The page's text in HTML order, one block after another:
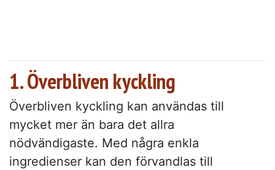
1. Överbliven kyckling
Överbliven kyckling kan användas till
mycket mer än bara det allra
nödvändigaste. Med några enkla
ingredienser kan den förvandlas till